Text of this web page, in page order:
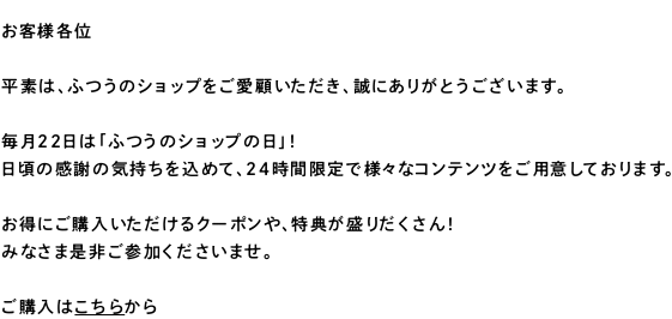
お客様各位
平素は、ふつうのショップをご愛顧いただき、誠にありがとうございます。
毎月22日は「ふつうのショップの日」！
日頃の感謝の気持ちを込めて、24時間限定で様々なコンテンツをご用意しております。
お得にご購入いただけるクーポンや、特典が盛りだくさん！
みなさま是非ご参加くださいませ。
ご購入はこちらから